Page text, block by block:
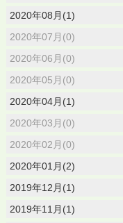
2020年08月(1)
2020年07月(0)
2020年06月(0)
2020年05月(0)
2020年04月(1)
2020年03月(0)
2020年02月(0)
2020年01月(2)
2019年12月(1)
2019年11月(1)